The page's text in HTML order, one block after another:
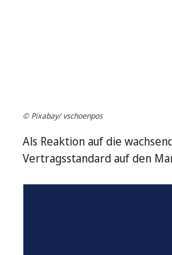
© Pixabay/ vschoenpos
Als Reaktion auf die
Vertragsstandard auf den